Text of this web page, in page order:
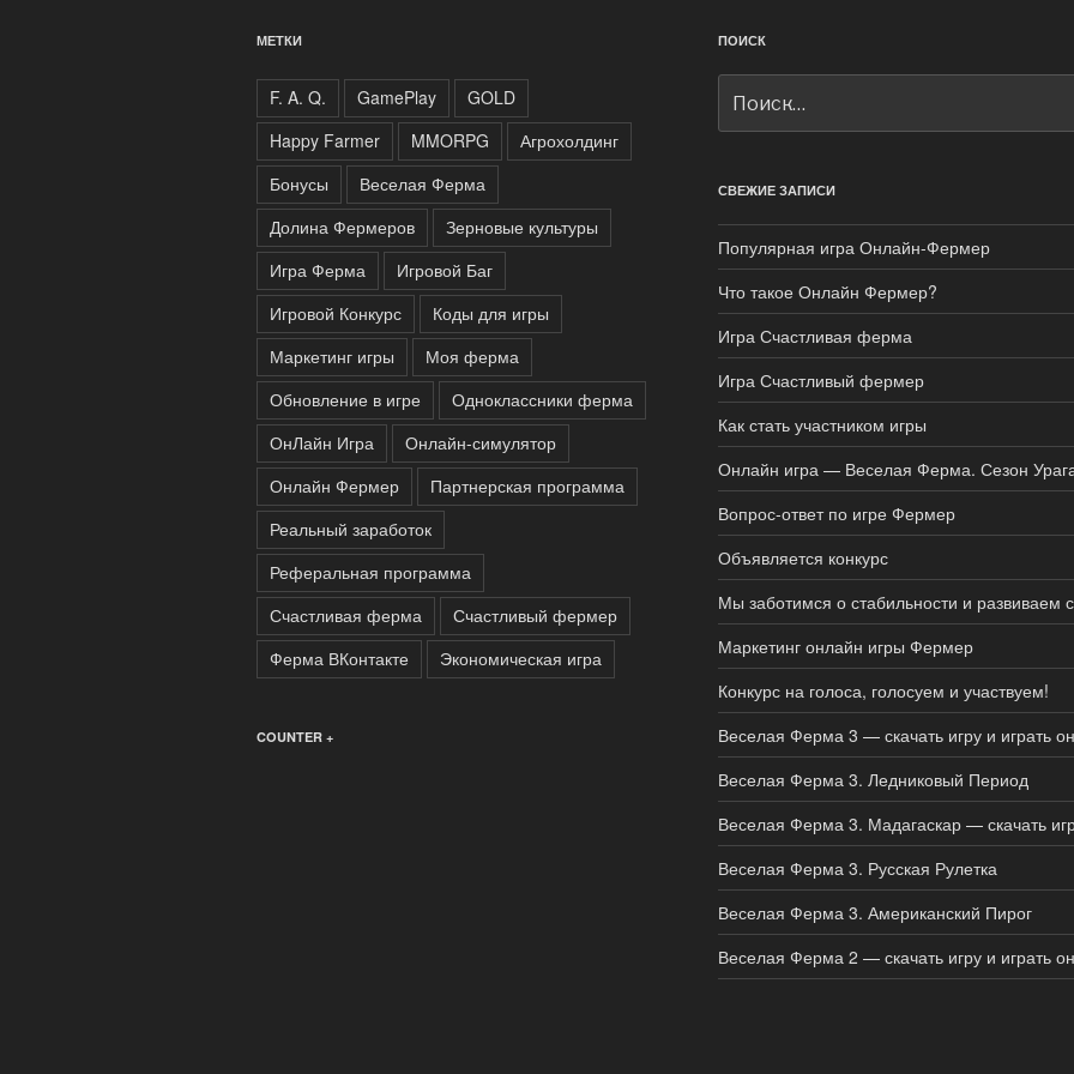
МЕТКИ
F. A. Q. GamePlay
GOLD
Happy Farmer
MMORPG
Агрохолдинг
Бонусы
Веселая Ферма
Долина Фермеров
Зерновые культуры
Игра Ферма
Игровой Баг
Игровой Конкурс
Коды для игры
Маркетинг игры
Моя ферма
Обновление в игре
Одноклассники ферма
ОнЛайн Игра
Онлайн-симулятор
Онлайн Фермер
Партнерская программа
Реальный заработок
Реферальная программа
Счастливая ферма
Счастливый фермер
Ферма ВКонтакте
Экономическая игра
COUNTER +
ПОИСК
СВЕЖИЕ ЗАПИСИ
Популярная игра Онлайн-Фермер
Что такое Онлайн Фермер?
Игра Счастливая ферма
Игра Счастливый фермер
Как стать участником игры
Онлайн игра — Веселая Ферма. Сезон
Вопрос-ответ по игре Фермер
Объявляется конкурс
Мы заботимся о стабильности и развиваем
Маркетинг онлайн игры Фермер
Конкурс на голоса, голосуем и участвуем!
Веселая Ферма 3 — скачать игру и играть
Веселая Ферма 3. Ледниковый Период
Веселая Ферма 3. Мадагаскар — скачать
Веселая Ферма 3. Русская Рулетка
Веселая Ферма 3. Американский Пирог
Веселая Ферма 2 — скачать игру и играть